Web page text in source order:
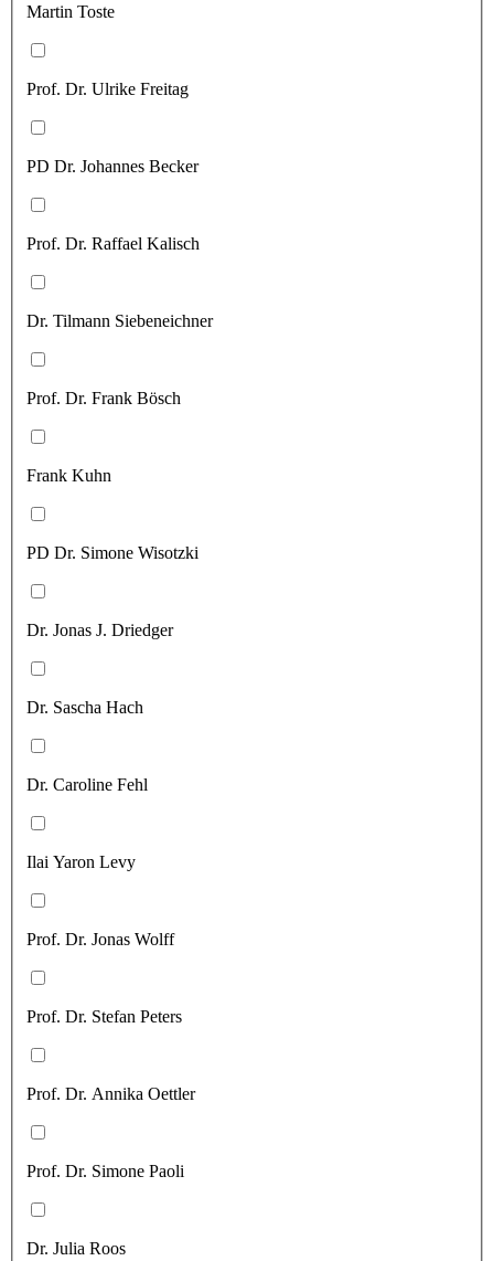
Martin Toste
Prof. Dr. Ulrike Freitag
PD Dr. Johannes Becker
Prof. Dr. Raffael Kalisch
Dr. Tilmann Siebeneichner
Prof. Dr. Frank Bösch
Frank Kuhn
PD Dr. Simone Wisotzki
Dr. Jonas J. Driedger
Dr. Sascha Hach
Dr. Caroline Fehl
Ilai Yaron Levy
Prof. Dr. Jonas Wolff
Prof. Dr. Stefan Peters
Prof. Dr. Annika Oettler
Prof. Dr. Simone Paoli
Dr. Julia Roos